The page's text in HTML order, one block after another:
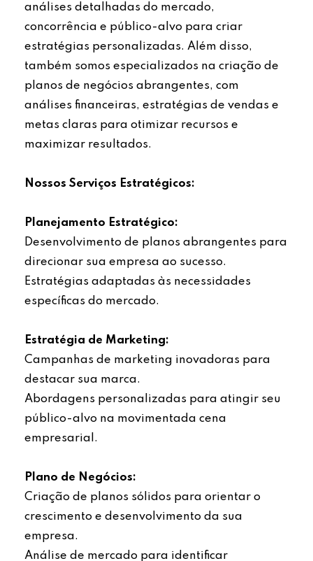
análises detalhadas do mercado,
concorrência e público-alvo para criar
estratégias personalizadas. Além disso,
também somos especializados na criação de
planos de negócios abrangentes, com
análises financeiras, estratégias de vendas e
metas claras para otimizar recursos e
maximizar resultados.
Nossos Serviços Estratégicos:
Planejamento Estratégico:
Desenvolvimento de planos abrangentes para
direcionar sua empresa ao sucesso.
Estratégias adaptadas às necessidades
específicas do mercado.
Estratégia de Marketing:
Campanhas de marketing inovadoras para
destacar sua marca.
Abordagens personalizadas para atingir seu
público-alvo na movimentada cena
empresarial.
Plano de Negócios:
Criação de planos sólidos para orientar o
crescimento e desenvolvimento da sua
empresa.
Análise de mercado para identificar